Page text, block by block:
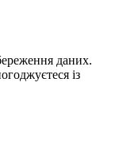
даних.
із